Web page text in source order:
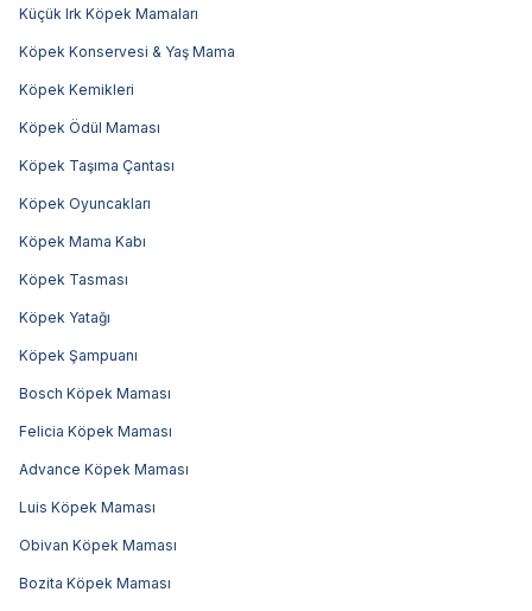
Küçük Irk Köpek Mamaları
Köpek Konservesi & Yaş Mama
Köpek Kemikleri
Köpek Ödül Maması
Köpek Taşıma Çantası
Köpek Oyuncakları
Köpek Mama Kabı
Köpek Tasması
Köpek Yatağı
Köpek Şampuanı
Bosch Köpek Maması
Felicia Köpek Maması
Advance Köpek Maması
Luis Köpek Maması
Obivan Köpek Maması
Bozita Köpek Maması